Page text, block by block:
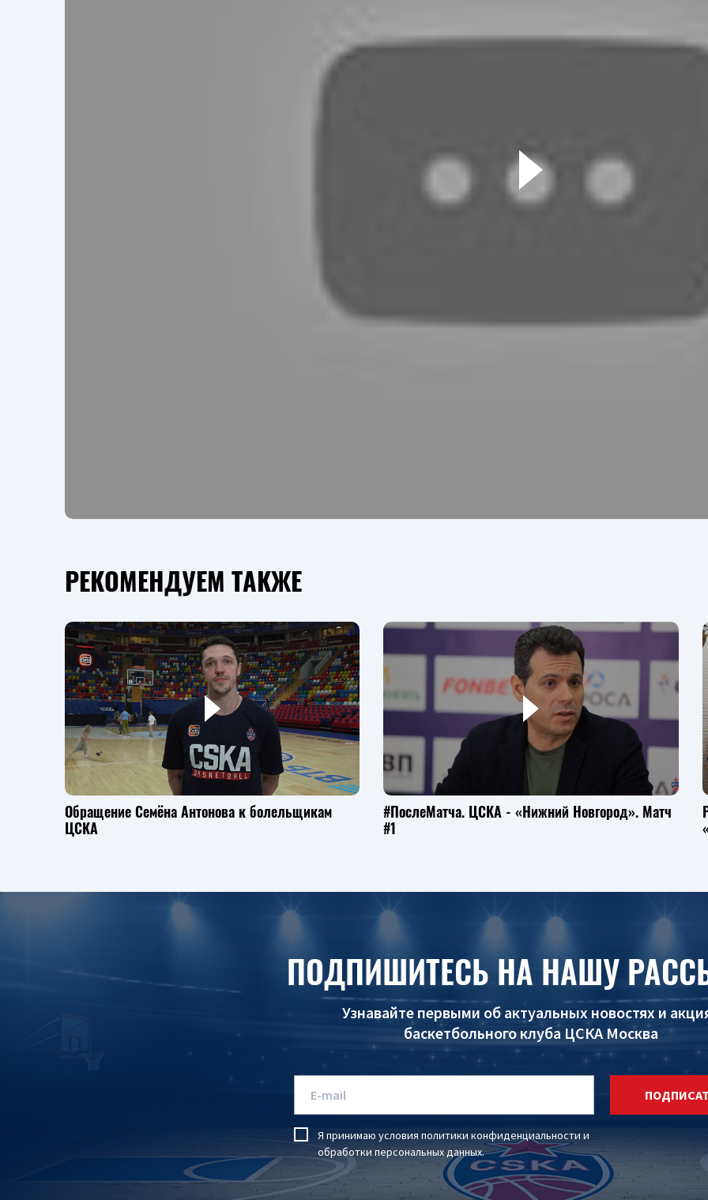
РЕКОМЕНДУЕМ ТАКЖЕ
Обращение Семёна Антонова к болельщикам
ЦСКА
#ПослеМатча. ЦСКА - «Нижний Новгород». Матч
#1
ПОДПИШИТЕСЬ НА НАШУ
Узнавайте первыми об актуальных новостях и
баскетбольного клуба ЦСКА Москва
Я принимаю условия политики конфиденциальности и
обработки персональных данных.